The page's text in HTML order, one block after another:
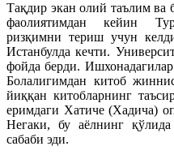
Тақдир экан олий таълим ва
фаолиятимдан кейин
ризқимни териш учун
Истанбулда кечти.
фойда берди.
Болалигимдан китоб
йиққан китобларнинг
еримдаги Хатиче (Хадича)
Негаки, бу аёлнинг
сабаби эди.